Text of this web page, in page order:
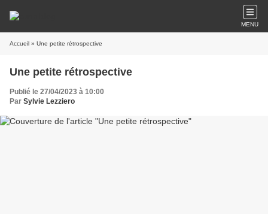
MENU
Accueil » Une petite rétrospective
Une petite rétrospective
Publié le 27/04/2023 à 10:00
Par Sylvie Lezziero